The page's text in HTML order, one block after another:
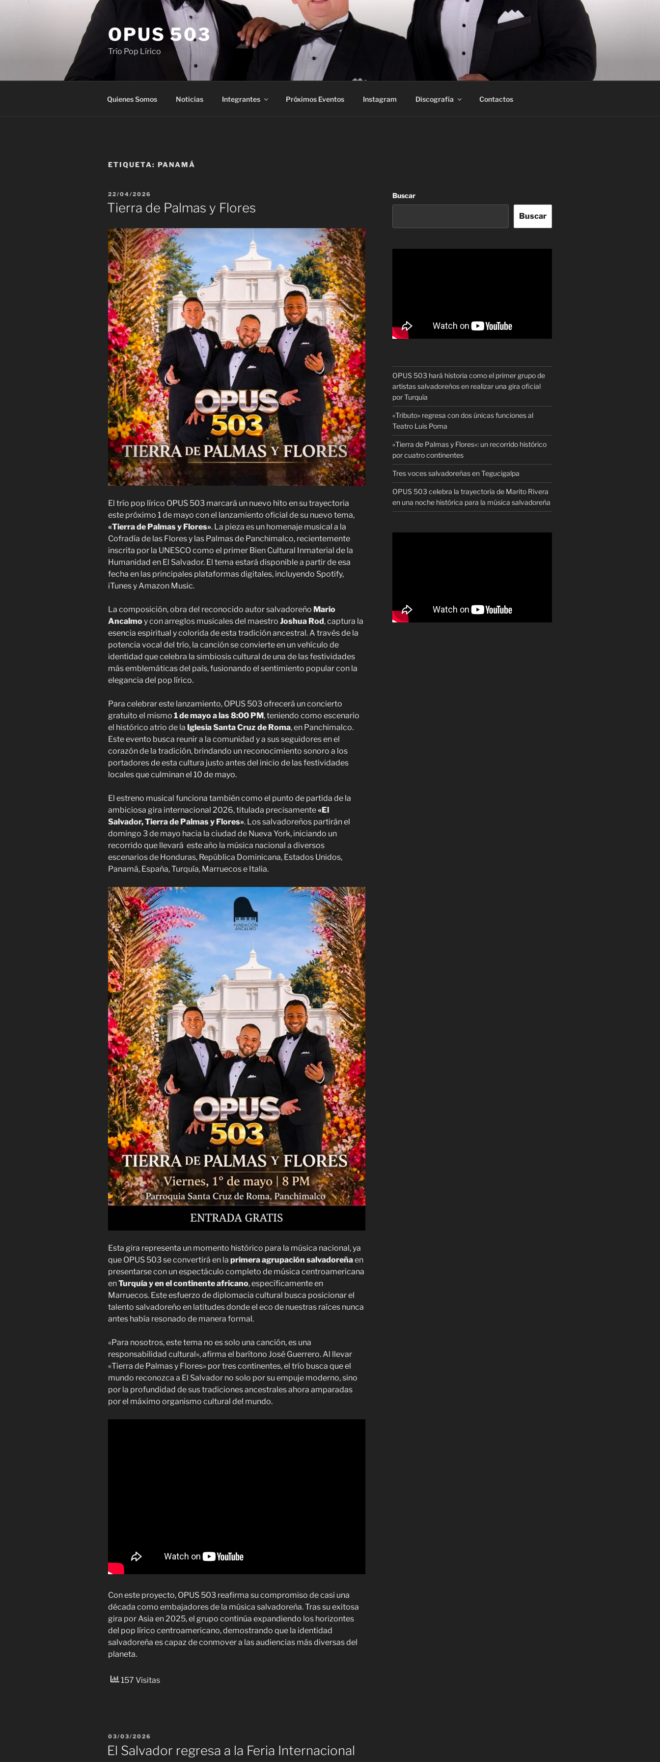
OPUS 503
Trío Pop Lírico
Quienes Somos Noticias Integrantes Próximos Eventos Instagram Discografía Contactos
ETIQUETA: PANAMÁ
PUBLICADO
EL
22/04/2026
Tierra de Palmas y Flores
El trío pop lírico OPUS 503 marcará un nuevo hito en su trayectoria
este próximo 1 de mayo con el lanzamiento oficial de su nuevo tema,
«Tierra de Palmas y Flores». La pieza es un homenaje musical a la
Cofradía de las Flores y las Palmas de Panchimalco, recientemente
inscrita por la UNESCO como el primer Bien Cultural Inmaterial de la
Humanidad en El Salvador. El tema estará disponible a partir de esa
fecha en las principales plataformas digitales, incluyendo Spotify,
iTunes y Amazon Music.
La composición, obra del reconocido autor salvadoreño Mario
Ancalmoy con arreglos musicales del maestro Joshua Rod, captura la
esencia espiritual y colorida de esta tradición ancestral. A través de la
potencia vocal del trío, la canción se convierte en un vehículo de
identidad que celebra la simbiosis cultural de una de las festividades
más emblemáticas del país, fusionando el sentimiento popular con la
elegancia del pop lírico.
Para celebrar este lanzamiento, OPUS 503 ofrecerá un concierto
gratuito el mismo 1 de mayo a las 8:00 PM, teniendo como escenario
el histórico atrio de la Iglesia Santa Cruz de Roma, en Panchimalco.
Este evento busca reunir a la comunidad y a sus seguidores en el
corazón de la tradición, brindando un reconocimiento sonoro a los
portadores de esta cultura justo antes del inicio de las festividades
locales que culminan el 10 de mayo.
El estreno musical funciona también como el punto de partida de la
ambiciosa gira internacional 2026, titulada precisamente «El
Salvador, Tierra de Palmas y Flores». Los salvadoreños partirán el
domingo 3 de mayo hacia la ciudad de Nueva York, iniciando un
recorrido que llevará este año la música nacional a diversos
escenarios de Honduras, República Dominicana, Estados Unidos,
Panamá, España, Turquía, Marruecos e Italia.
Esta gira representa un momento histórico para la música nacional, ya
que OPUS 503 se convertirá en la primera agrupación salvadoreñaen
presentarse con un espectáculo completo de música centroamericana
enTurquía y en el continente africano, específicamente en
Marruecos. Este esfuerzo de diplomacia cultural busca posicionar el
talento salvadoreño en latitudes donde el eco de nuestras raíces nunca
antes había resonado de manera formal.
«Para nosotros, este tema no es solo una canción, es una
responsabilidad cultural», afirma el barítono José Guerrero. Al llevar
«Tierra de Palmas y Flores» por tres continentes, el trío busca que el
mundo reconozca a El Salvador no solo por su empuje moderno, sino
por la profundidad de sus tradiciones ancestrales ahora amparadas
por el máximo organismo cultural del mundo.
Con este proyecto, OPUS 503 reafirma su compromiso de casi una
década como embajadores de la música salvadoreña. Tras su exitosa
gira por Asia en 2025, el grupo continúa expandiendo los horizontes
del pop lírico centroamericano, demostrando que la identidad
salvadoreña es capaz de conmover a las audiencias más diversas del
planeta.
157 Visitas
PUBLICADO
EL
03/03/2026
El Salvador regresa a la Feria Internacional
Buscar
Buscar
OPUS 503 hará historia como el primer grupo de
artistas salvadoreños en realizar una gira oficial
por Turquía
«Tributo» regresa con dos únicas funciones al
Teatro Luis Poma
«Tierra de Palmas y Flores»: un recorrido histórico
por cuatro continentes
Tres voces salvadoreñas en Tegucigalpa
OPUS 503 celebra la trayectoria de Marito Rivera
en una noche histórica para la música salvadoreña